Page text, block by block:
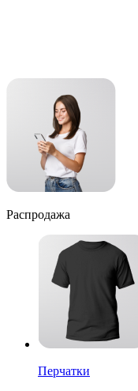
Распродажа
Перчатки